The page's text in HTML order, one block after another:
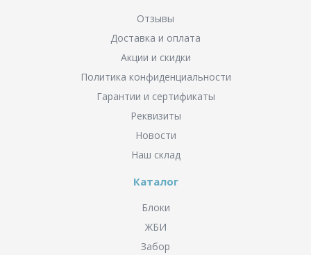
Отзывы
Доставка и оплата
Акции и скидки
Политика конфиденциальности
Гарантии и сертификаты
Реквизиты
Новости
Наш склад
Каталог
Блоки
ЖБИ
Забор